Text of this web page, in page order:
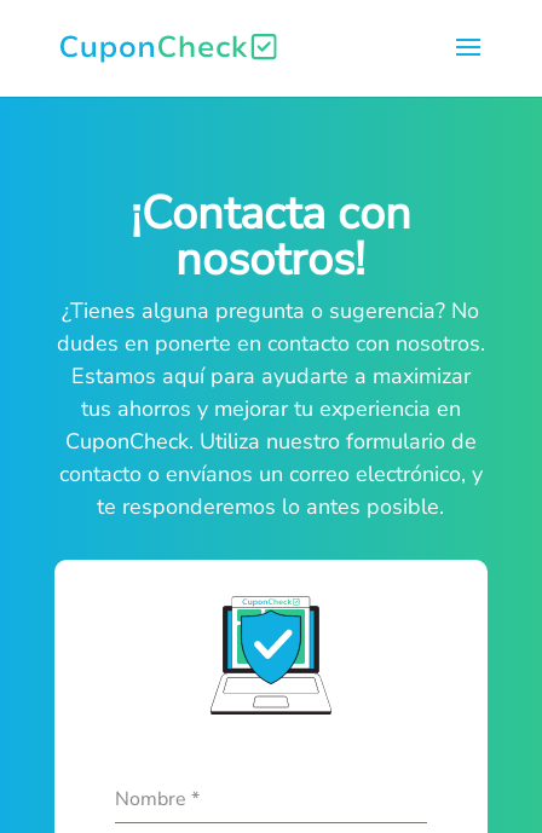
¡Contacta con
nosotros!
¿Tienes alguna pregunta o sugerencia? No
dudes en ponerte en contacto con nosotros.
Estamos aquí para ayudarte a maximizar
tus ahorros y mejorar tu experiencia en
CuponCheck. Utiliza nuestro formulario de
contacto o envíanos un correo electrónico, y
te responderemos lo antes posible.
Nombre *